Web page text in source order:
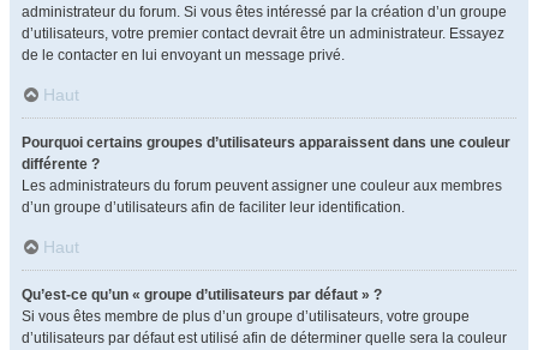
administrateur du forum. Si vous êtes intéressé par la création d’un groupe
d’utilisateurs, votre premier contact devrait être un administrateur. Essayez
de le contacter en lui envoyant un message privé.
Haut
Pourquoi certains groupes d’utilisateurs apparaissent dans une couleur
différente ?
Les administrateurs du forum peuvent assigner une couleur aux membres
d’un groupe d’utilisateurs afin de faciliter leur identification.
Haut
Qu’est-ce qu’un « groupe d’utilisateurs par défaut » ?
Si vous êtes membre de plus d’un groupe d’utilisateurs, votre groupe
d’utilisateurs par défaut est utilisé afin de déterminer quelle sera la couleur